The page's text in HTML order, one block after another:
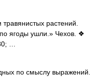
растений.
ягоды ушли.» Чехов. ❖
…
по смыслу выражений.